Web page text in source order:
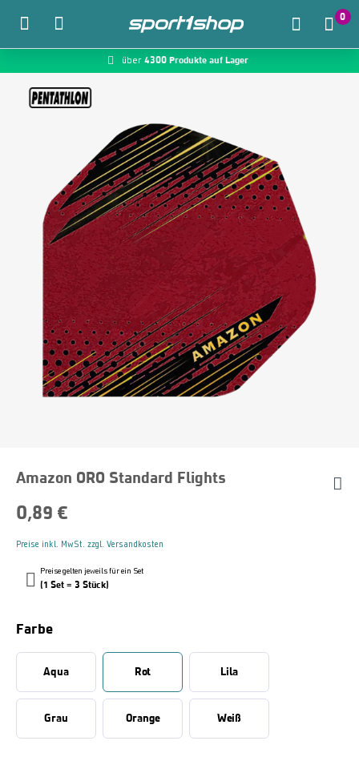
Zum Hauptinhalt springen
0
über 4300 Produkte auf Lager
McDart.de
Amazon ORO Standard Flights
0,89 €
Preise inkl. MwSt. zzgl. Versandkosten
Preise gelten jeweils für ein Set
(1 Set = 3 Stück)
Farbe
Aqua Rot Lila
Grau Orange Weiß